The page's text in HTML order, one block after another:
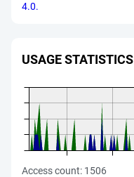
4.0.
USAGE STATISTICS
Access count: 1506